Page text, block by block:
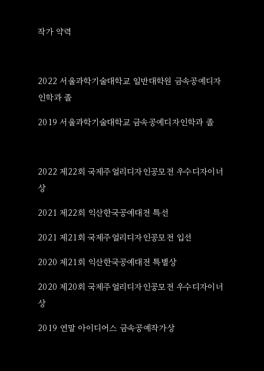
작가 약력
2022 서울과학기술대학교 일반대학원 금속공예디자
인학과 졸
2019 서울과학기술대학교 금속공예디자인학과 졸
2022 제22회 국제주얼리디자인공모전 우수디자이너
상
2021 제22회 익산한국공예대전 특선
2021 제21회 국제주얼리디자인공모전 입선
2020 제21회 익산한국공예대전 특별상
2020 제20회 국제주얼리디자인공모전 우수디자이너
상
2019 연말 아이디어스 금속공예작가상